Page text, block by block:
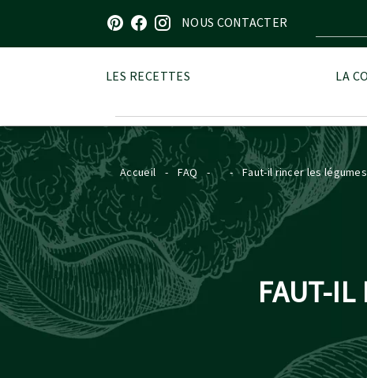
Visitez notre page sur Pinterest
Visitez notre page sur Facebook
Visitez notre page sur Instagram
NOUS CONTACTER
LES RECETTES LA
Accueil - FAQ - - Faut-il rincer les
FAUT-IL